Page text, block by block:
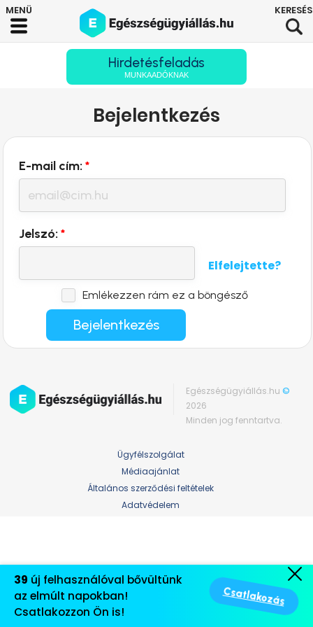
Hirdetésfeladás
MUNKAADÓKNAK
Bejelentkezés
E-mail cím:*
Jelszó:*
Elfelejtette?
Emlékezzen rám ez a böngésző
Bejelentkezés
Egészségügyiállás.hu©
2026
Minden jog fenntartva.
Ügyfélszolgálat
Médiaajánlat
Általános szerződési feltételek
Adatvédelem
39 új felhasználóval bővültünk
az elmúlt napokban!
Csatlakozzon Ön is!
Csatlakozás